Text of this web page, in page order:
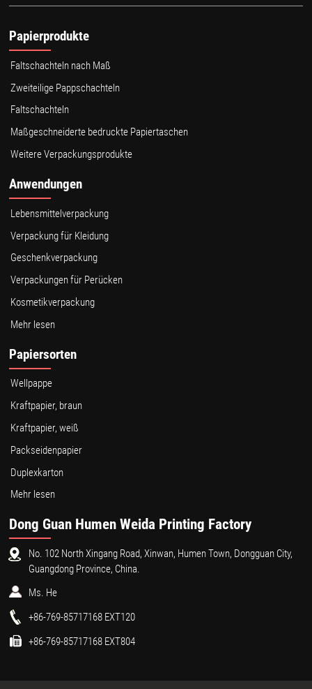
Papierprodukte
Faltschachteln nach Maß
Zweiteilige Pappschachteln
Faltschachteln
Maßgeschneiderte bedruckte Papiertaschen
Weitere Verpackungsprodukte
Anwendungen
Lebensmittelverpackung
Verpackung für Kleidung
Geschenkverpackung
Verpackungen für Perücken
Kosmetikverpackung
Mehr lesen
Papiersorten
Wellpappe
Kraftpapier, braun
Kraftpapier, weiß
Packseidenpapier
Duplexkarton
Mehr lesen
Dong Guan Humen Weida Printing Factory
No. 102 North Xingang Road, Xinwan, Humen Town, Dongguan City,
Guangdong Province, China.
Ms. He
+86-769-85717168 EXT120
+86-769-85717168 EXT804